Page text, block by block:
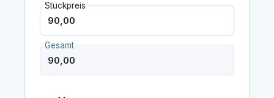
Stückpreis
Gesamt